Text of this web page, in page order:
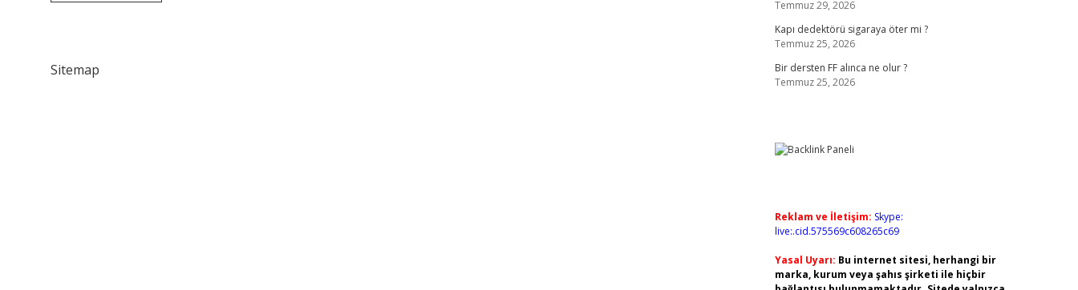
Sitemap
Temmuz 29, 2026
Kapı dedektörü sigaraya öter mi ?
Temmuz 25, 2026
Bir dersten FF alınca ne olur ?
Temmuz 25, 2026
Reklam ve İletişim: Skype:
live:.cid.575569c608265c69
Yasal Uyarı: Bu internet sitesi, herhangi bir
marka, kurum veya şahıs şirketi ile hiçbir